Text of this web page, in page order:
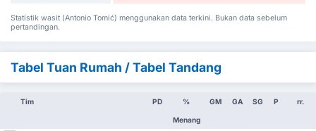
Statistik wasit (Antonio Tomić) menggunakan data terkini. Bukan data sebelum
pertandingan.
Tabel Tuan Rumah / Tabel Tandang
Tim PD %
Menang
GM GA SG P rr.